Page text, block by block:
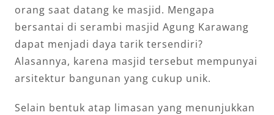
orang saat datang ke masjid. Mengapa
bersantai di serambi masjid Agung Karawang
dapat menjadi daya tarik tersendiri?
Alasannya, karena masjid tersebut mempunyai
arsitektur bangunan yang cukup unik.
Selain bentuk atap limasan yang menunjukkan